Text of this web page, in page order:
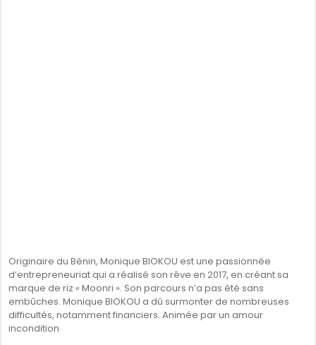
Originaire du Bénin, Monique BIOKOU est une passionnée
d’entrepreneuriat qui a réalisé son rêve en 2017, en créant sa
marque de riz « Moonri ». Son parcours n’a pas été sans
embûches. Monique BIOKOU a dû surmonter de nombreuses
difficultés, notamment financiers. Animée par un amour
incondition